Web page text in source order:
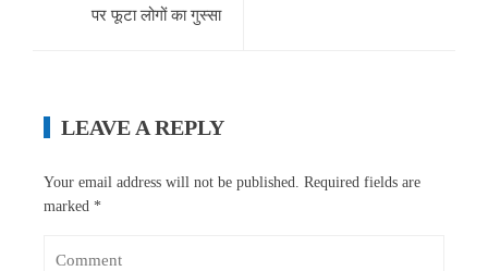
पर फूटा लोगों का गुस्सा
LEAVE A REPLY
Your email address will not be published. Required fields are
marked *